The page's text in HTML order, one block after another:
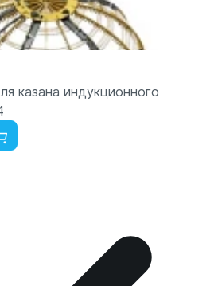
казана индукционного